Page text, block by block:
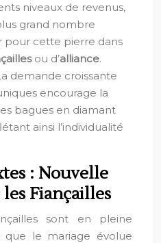
niveaux de revenus,
grand nombre
pour cette pierre dans
ou d’alliance.
demande croissante
encourage la
bagues en diamant
ainsi l’individualité
: Nouvelle
Fiançailles
sont en pleine
que le mariage évolue